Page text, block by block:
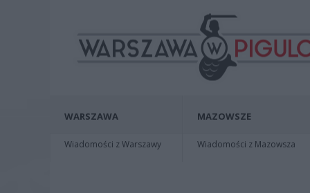
WARSZAWA
Wiadomości z Warszawy
MAZOWSZE
Wiadomości z Mazowsza